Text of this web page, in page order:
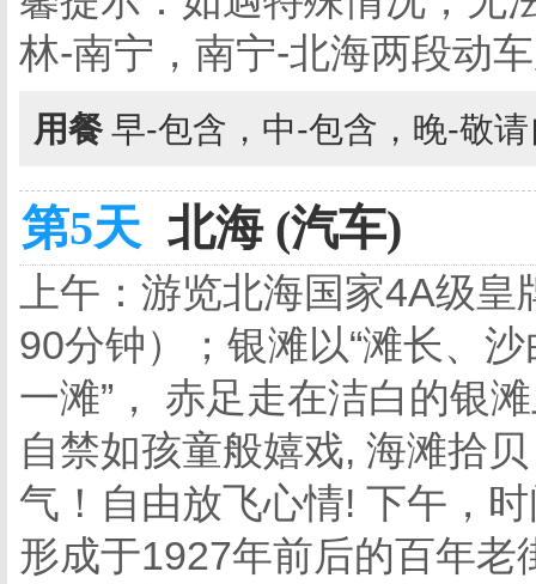
林-南宁，南宁-北海两段动
用餐 早-包含，中-包含，晚-敬
第5天 北海 (汽车)
上午：游览北海国家4A级
90分钟）；银滩以“滩长、
一滩”， 赤足走在洁白的银
自禁如孩童般嬉戏, 海滩拾
气！自由放飞心情! 下午，
形成于1927年前后的百年